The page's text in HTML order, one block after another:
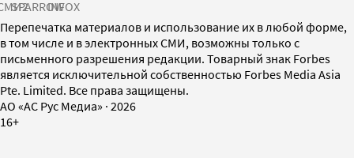
SPARROWINFOX
Перепечатка материалов и использование их в любой форме,
в том числе и в электронных СМИ, возможны только с
письменного разрешения редакции. Товарный знак Forbes
является исключительной собственностью Forbes Media Asia
Pte. Limited. Все права защищены.
AO «АС Рус Медиа» · 2026
16+